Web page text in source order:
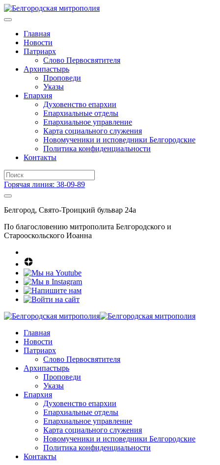
Главная
Новости
Патриарх
Слово Первосвятителя
Архипастырь
Проповеди
Указы
Епархия
Духовенство епархии
Епархиальные отделы
Епархиальное управление
Карта социального служения
Новомученики и исповедники Белгородские
Политика конфиденциальности
Контакты
Горячая линия: 38-09-89
Белгород, Свято-Троицкий бульвар 24а
По благословению митрополита Белгородского и
Старооскольского Иоанна
Главная
Новости
Патриарх
Слово Первосвятителя
Архипастырь
Проповеди
Указы
Епархия
Духовенство епархии
Епархиальные отделы
Епархиальное управление
Карта социального служения
Новомученики и исповедники Белгородские
Политика конфиденциальности
Контакты